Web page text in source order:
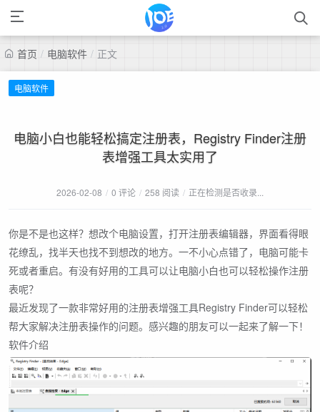
首页 / 电脑软件 / 正文
电脑软件
电脑小白也能轻松搞定注册表，Registry Finder注册
表增强工具太实用了
2026-02-08 / 0 评论 / 258 阅读 / 正在检测是否收录...
你是不是也这样？想改个电脑设置，打开注册表编辑器，界面看得眼
花缭乱，找半天也找不到想改的地方。一不小心点错了，电脑可能卡
死或者重启。有没有好用的工具可以让电脑小白也可以轻松操作注册
表呢？
最近发现了一款非常好用的注册表增强工具Registry Finder可以轻松
帮大家解决注册表操作的问题。感兴趣的朋友可以一起来了解一下！
软件介绍